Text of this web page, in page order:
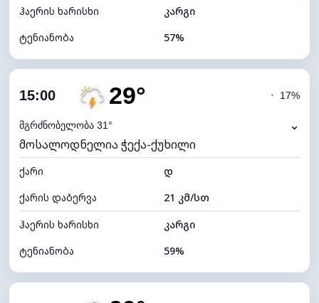
ჰაერის ხარისხი
კარგი
ტენიანობა
57%
ღრუბლიანობა
ნამის წერტილი
ხილვადობა
9 კმ
განათების ინდექსი 4 (მკრთალი)
ღრუბლის სიმაღლე 4000 მ
15:00 29°
მგრძნობელობა 31°
◔ 17%
⌄
მოსალოდნელია ჭექა-ქუხილი
ქარი
დ
ქარის დაბერვა
21 კმ/სთ
ჰაერის ხარისხი
კარგი
ტენიანობა
59%